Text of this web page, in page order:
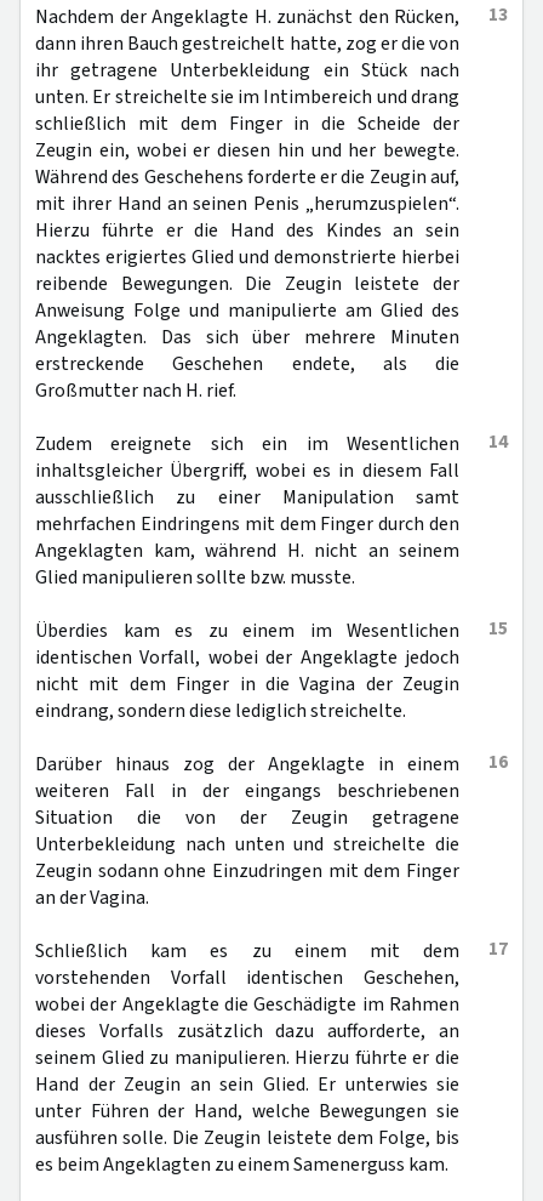
13
Nachdem der Angeklagte H. zunächst den Rücken,
dann ihren Bauch gestreichelt hatte, zog er die von
ihr getragene Unterbekleidung ein Stück nach
unten. Er streichelte sie im Intimbereich und drang
schließlich mit dem Finger in die Scheide der
Zeugin ein, wobei er diesen hin und her bewegte.
Während des Geschehens forderte er die Zeugin auf,
mit ihrer Hand an seinen Penis „herumzuspielen“.
Hierzu führte er die Hand des Kindes an sein
nacktes erigiertes Glied und demonstrierte hierbei
reibende Bewegungen. Die Zeugin leistete der
Anweisung Folge und manipulierte am Glied des
Angeklagten. Das sich über mehrere Minuten
erstreckende Geschehen endete, als die
Großmutter nach H. rief.
14
Zudem ereignete sich ein im Wesentlichen
inhaltsgleicher Übergriff, wobei es in diesem Fall
ausschließlich zu einer Manipulation samt
mehrfachen Eindringens mit dem Finger durch den
Angeklagten kam, während H. nicht an seinem
Glied manipulieren sollte bzw. musste.
15
Überdies kam es zu einem im Wesentlichen
identischen Vorfall, wobei der Angeklagte jedoch
nicht mit dem Finger in die Vagina der Zeugin
eindrang, sondern diese lediglich streichelte.
16
Darüber hinaus zog der Angeklagte in einem
weiteren Fall in der eingangs beschriebenen
Situation die von der Zeugin getragene
Unterbekleidung nach unten und streichelte die
Zeugin sodann ohne Einzudringen mit dem Finger
an der Vagina.
17
Schließlich kam es zu einem mit dem
vorstehenden Vorfall identischen Geschehen,
wobei der Angeklagte die Geschädigte im Rahmen
dieses Vorfalls zusätzlich dazu aufforderte, an
seinem Glied zu manipulieren. Hierzu führte er die
Hand der Zeugin an sein Glied. Er unterwies sie
unter Führen der Hand, welche Bewegungen sie
ausführen solle. Die Zeugin leistete dem Folge, bis
es beim Angeklagten zu einem Samenerguss kam.